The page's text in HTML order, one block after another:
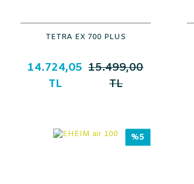
TETRA EX 700 PLUS
14.724,05
TL
15.499,00
TL
%5